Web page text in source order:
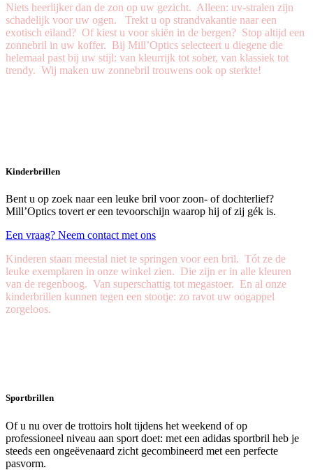
Niets heerlijker dan de zon op uw gezicht. Alleen: uv-stralen zijn
schadelijk voor uw ogen. Trekt u op strandvakantie naar een
exotisch eiland? Of kiest u voor skiën in de bergen? Stop altijd een
zonnebril in uw koffer. Bij Mill’Optics selecteert u diegene die
helemaal past bij uw stijl: van kleurrijk tot sober, van klassiek tot
trendy. Wij maken uw zonnebril trouwens ook op sterkte!
Kinderbrillen
Bent u op zoek naar een leuke bril voor zoon- of dochterlief?
Mill’Optics tovert er een tevoorschijn waarop hij of zij gék is.
Een vraag? Neem contact met ons
Kinderen staan meestal niet te springen voor een bril. Tót ze de
leuke exemplaren in onze winkel zien. Die zijn er in alle kleuren
van de regenboog. Van super­schattig tot megastoer. En al onze
kinderbrillen kunnen tegen een stootje: zo ravot uw oogappel
zorgeloos.
Sportbrillen
Of u nu over de trottoirs holt tijdens het weekend of op
professioneel niveau aan sport doet: met een adidas sportbril heb je
steeds een ongeëvenaard zicht gecombineerd met een perfecte
pasvorm.